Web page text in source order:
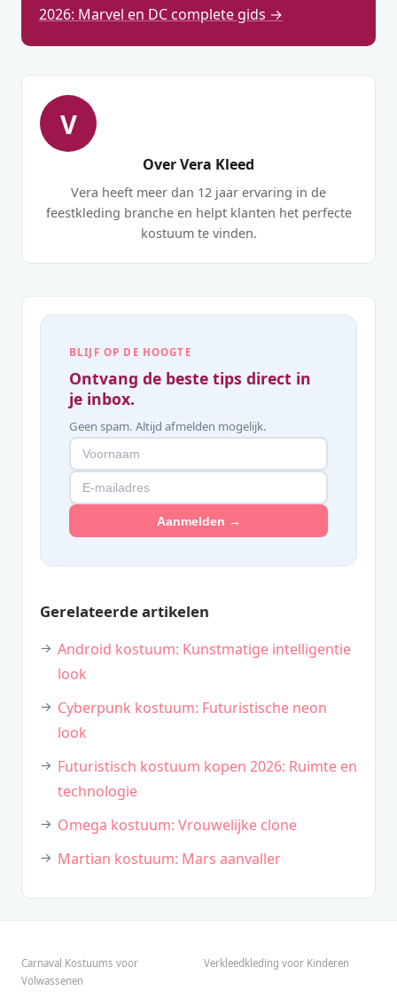
2026: Marvel en DC complete gids →
V
Over Vera Kleed
Vera heeft meer dan 12 jaar ervaring in de
feestkleding branche en helpt klanten het perfecte
kostuum te vinden.
BLIJF OP DE HOOGTE
Ontvang de beste tips direct in
je inbox.
Geen spam. Altijd afmelden mogelijk.
Aanmelden →
Gerelateerde artikelen
Android kostuum: Kunstmatige intelligentie
look
Cyberpunk kostuum: Futuristische neon
look
Futuristisch kostuum kopen 2026: Ruimte en
technologie
Omega kostuum: Vrouwelijke clone
Martian kostuum: Mars aanvaller
Carnaval Kostuums voor
Volwassenen
Verkleedkleding voor Kinderen